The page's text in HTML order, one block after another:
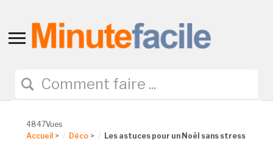
Toggle
navigation
4847Vues
Accueil > Déco > Les astuces pour un Noël sans stress